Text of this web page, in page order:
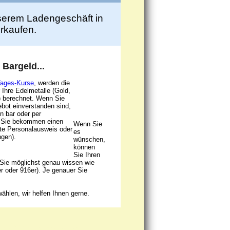
Ladengeschäft in
Kurse, werden die
Edelmetalle (Gold,
Wenn Sie
einverstanden sind,
bar oder per
bekommen einen
Personalausweis oder
Wenn Sie
es
wünschen,
können
Sie Ihren
möglichst genau wissen wie
oder 916er). Je genauer Sie
wir helfen Ihnen gerne.